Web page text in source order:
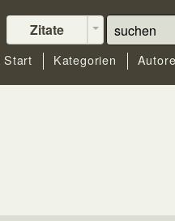
Zitate
Start Kategorien